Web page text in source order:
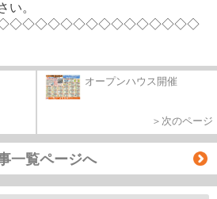
い。
オープンハウス開催
＞次のページ
一覧ページへ